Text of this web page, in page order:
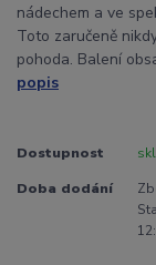
nádechem a ve
Toto zaručeně
pohoda. Balení
popis
Dostupnost
Doba dodání